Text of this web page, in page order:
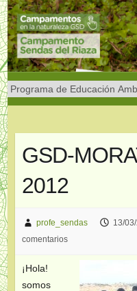
Saltar
al
contenido
GSD-
2012
profe_sendas 13/
comentarios
¡Hola!
somos